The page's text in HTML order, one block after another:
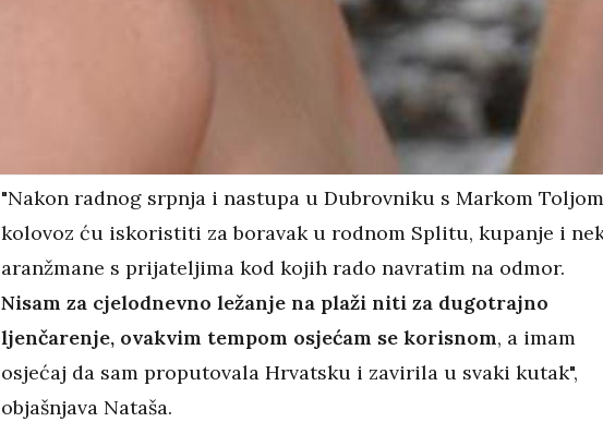
"Nakon radnog srpnja i nastupa u Dubrovniku s Markom
kolovoz ću iskoristiti za boravak u rodnom Splitu, kupanje i
aranžmane s prijateljima kod kojih rado navratim na odmor.
Nisam za cjelodnevno ležanje na plaži niti za dugotrajno
ljenčarenje, ovakvim tempom osjećam se korisnom, a imam
osjećaj da sam proputovala Hrvatsku i zavirila u svaki kutak",
objašnjava Nataša.